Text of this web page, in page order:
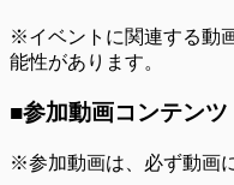
※イベントに関連する動
能性があります。
■参加動画コンテンツ
※参加動画は、必ず動画